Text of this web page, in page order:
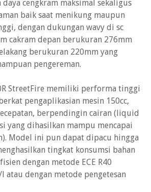
cengkram maksimal sekaligus
baik saat menikung maupun
dengan dukungan wavy di sc
cakram depan berukuran 276mm
berukuran 220mm yang
pengereman.
StreetFire memiliki performa tinggi
pengaplikasian mesin 150cc,
berpendingin cairan (liquid
yang dihasilkan mampu mencapai
Model ini pun dapat dipacu hingga
tingkat konsumsi bahan
dengan metode ECE R40
atau dengan metode pengetesan